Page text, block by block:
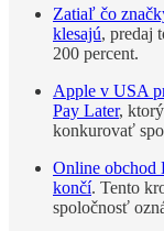
Zatiaľ čo
klesajú, predaj
200 percent.
Apple v USA
Pay Later,
konkurovať
Online obchod
končí. Tento
spoločnosť